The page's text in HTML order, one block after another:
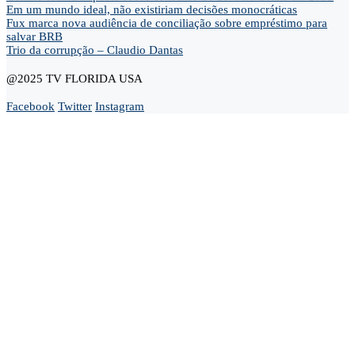
Em um mundo ideal, não existiriam decisões monocráticas
Fux marca nova audiência de conciliação sobre empréstimo para
salvar BRB
Trio da corrupção – Claudio Dantas
@2025 TV FLORIDA USA
Facebook Twitter Instagram